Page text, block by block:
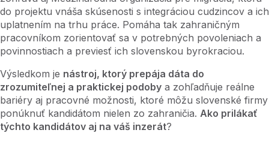
do projektu vnáša skúsenosti s integráciou cudzincov a ich
uplatnením na trhu práce. Pomáha tak zahraničným
pracovníkom zorientovať sa v potrebných povoleniach a
povinnostiach a previesť ich slovenskou byrokraciou.
Výsledkom je nástroj, ktorý prepája dáta do
zrozumiteľnej a praktickej podoby a zohľadňuje reálne
bariéry aj pracovné možnosti, ktoré môžu slovenské firmy
ponúknuť kandidátom nielen zo zahraničia. Ako prilákať
týchto kandidátov aj na váš inzerát?